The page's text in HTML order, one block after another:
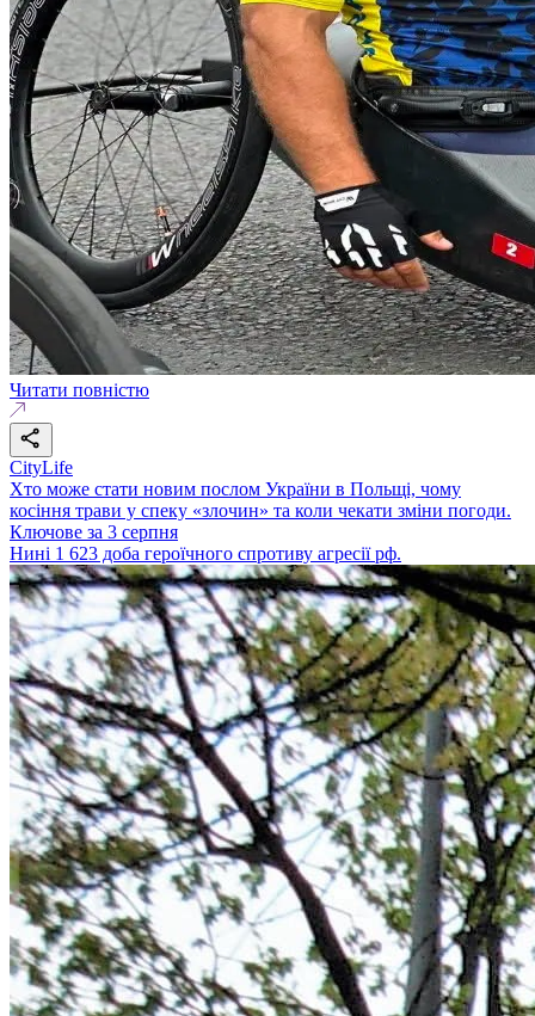
Читати повністю
CityLife
Хто може стати новим послом України в Польщі, чому
косіння трави у спеку «злочин» та коли чекати зміни погоди.
Ключове за 3 серпня
Нині 1 623 доба героїчного спротиву агресії рф.